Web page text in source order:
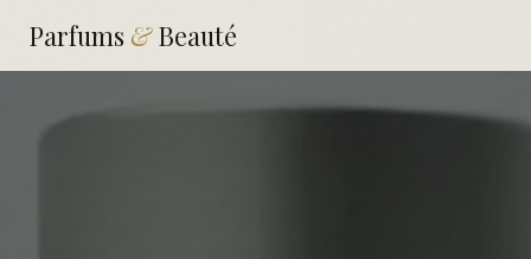
Parfums &Beauté